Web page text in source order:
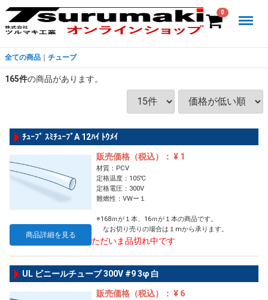
0
全ての商品 チューブ
165件の商品があります。
ﾁｭｰﾌﾞ ｽﾐﾁｭｰﾌﾞA 12ﾊｲ ﾄｳﾒｲ
商品詳細を見る
販売価格（税込）： ¥ 1
材質：PCV
定格温度：105℃
定格電圧：300V
難燃性：VWー１
※168ｍが１本、16ｍが１本の商品です。
なお切り売りの場合は１mから承ります。
ただいま品切れ中です
UL ビニールチューブ 300V #9 3φ 白
販売価格（税込）： ¥ 6